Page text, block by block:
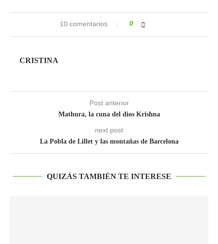
10 comentarios 0
CRISTINA
Post anterior
Mathura, la cuna del dios Krishna
next post
La Pobla de Lillet y las montañas de Barcelona
QUIZÁS TAMBIÉN TE INTERESE